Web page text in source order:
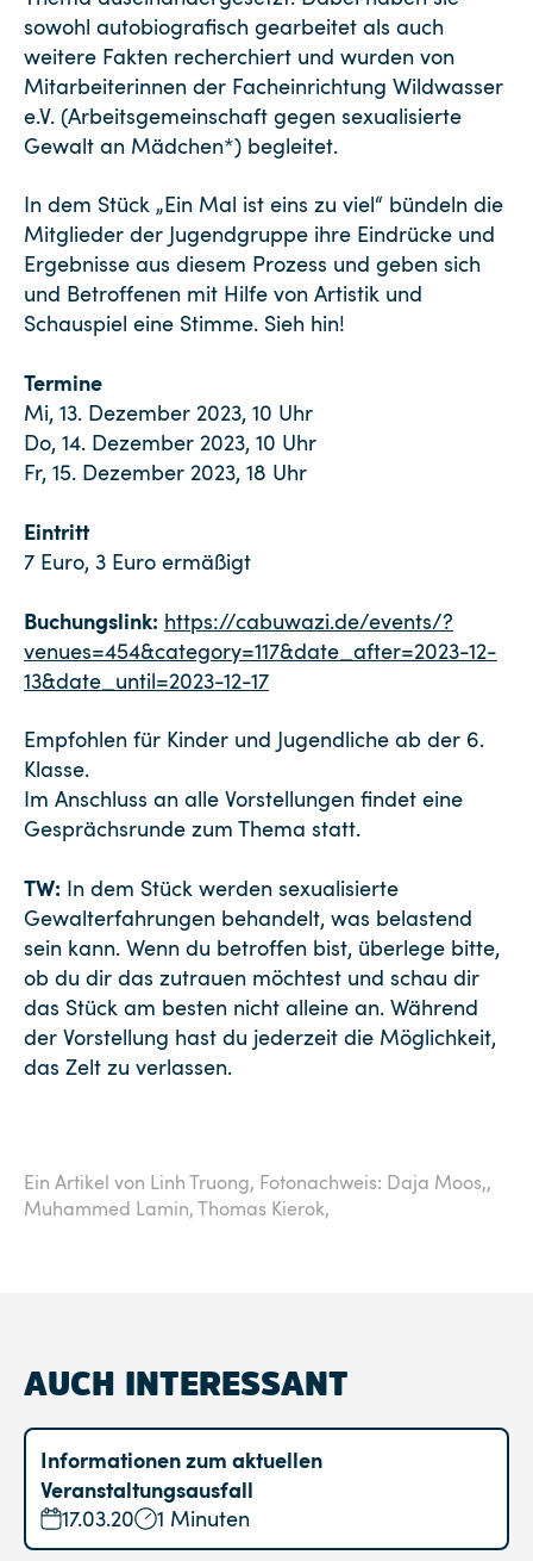
sowohl autobiografisch gearbeitet als auch
weitere Fakten recherchiert und wurden von
Mitarbeiterinnen der Facheinrichtung Wildwasser
e.V. (Arbeitsgemeinschaft gegen sexualisierte
Gewalt an Mädchen*) begleitet.
In dem Stück „Ein Mal ist eins zu viel“ bündeln die
Mitglieder der Jugendgruppe ihre Eindrücke und
Ergebnisse aus diesem Prozess und geben sich
und Betroffenen mit Hilfe von Artistik und
Schauspiel eine Stimme. Sieh hin!
Termine
Mi, 13. Dezember 2023, 10 Uhr
Do, 14. Dezember 2023, 10 Uhr
Fr, 15. Dezember 2023, 18 Uhr
Eintritt
7 Euro, 3 Euro ermäßigt
Buchungslink: https://cabuwazi.de/events/?
venues=454&category=117&date_after=2023-12-
13&date_until=2023-12-17
Empfohlen für Kinder und Jugendliche ab der 6.
Klasse.
Im Anschluss an alle Vorstellungen findet eine
Gesprächsrunde zum Thema statt.
TW: In dem Stück werden sexualisierte
Gewalterfahrungen behandelt, was belastend
sein kann. Wenn du betroffen bist, überlege bitte,
ob du dir das zutrauen möchtest und schau dir
das Stück am besten nicht alleine an. Während
der Vorstellung hast du jederzeit die Möglichkeit,
das Zelt zu verlassen.
Ein Artikel von Linh Truong, Fotonachweis: Daja Moos,,
Muhammed Lamin, Thomas Kierok,
AUCH INTERESSANT
Informationen zum aktuellen
Veranstaltungsausfall
17.03.20 1 Minuten